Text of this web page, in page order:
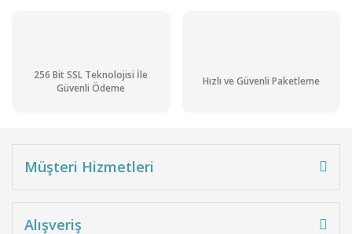
256 Bit SSL Teknolojisi İle
Güvenli Ödeme
Hızlı ve Güvenli Paketleme
Müşteri Hizmetleri
Alışveriş